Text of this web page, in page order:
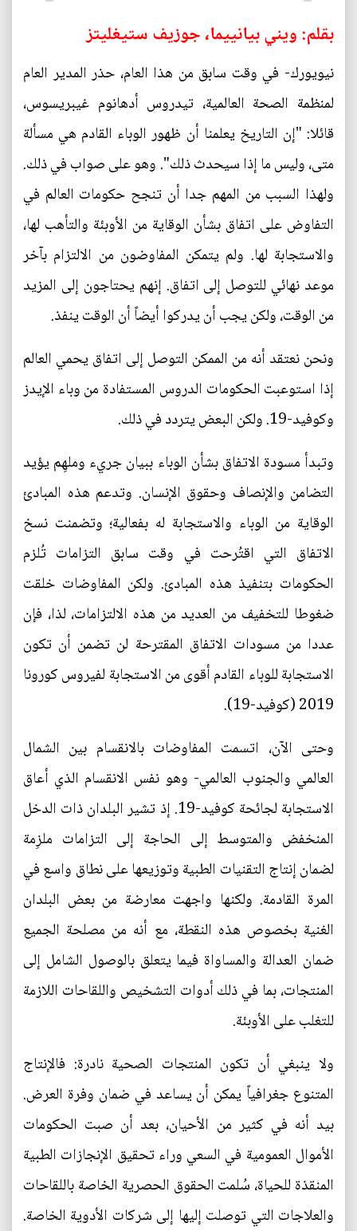
بقلم: ويني بيانييما، جوزيف ستيغليتز
نيويورك- في وقت سابق من هذا العام، حذر المدير العام
لمنظمة الصحة العالمية، تيدروس أدهانوم غيبريسوس،
قائلا: "إن التاريخ يعلمنا أن ظهور الوباء القادم هي مسألة
متى، وليس ما إذا سيحدث ذلك". وهو على صواب في ذلك.
ولهذا السبب من المهم جدا أن تنجح حكومات العالم في
التفاوض على اتفاق بشأن الوقاية من الأوبئة والتأهب لها،
والاستجابة لها. ولم يتمكن المفاوضون من الالتزام بآخر
موعد نهائي للتوصل إلى اتفاق. إنهم يحتاجون إلى المزيد
من الوقت، ولكن يجب أن يدركوا أيضاً أن الوقت ينفذ.
ونحن نعتقد أنه من الممكن التوصل إلى اتفاق يحمي العالم
إذا استوعبت الحكومات الدروس المستفادة من وباء الإيدز
وكوفيد-19. ولكن البعض يتردد في ذلك.
وتبدأ مسودة الاتفاق بشأن الوباء ببيان جريء وملهِم يؤيد
التضامن والإنصاف وحقوق الإنسان. وتدعم هذه المبادئ
الوقاية من الوباء والاستجابة له بفعالية؛ وتضمنت نسخ
الاتفاق التي اقتُرحت في وقت سابق التزامات تُلزم
الحكومات بتنفيذ هذه المبادئ. ولكن المفاوضات خلقت
ضغوطا للتخفيف من العديد من هذه الالتزامات، لذا، فإن
عددا من مسودات الاتفاق المقترحة لن تضمن أن تكون
الاستجابة للوباء القادم أقوى من الاستجابة لفيروس كورونا
2019 (كوفيد-19).
وحتى الآن، اتسمت المفاوضات بالانقسام بين الشمال
العالمي والجنوب العالمي- وهو نفس الانقسام الذي أعاق
الاستجابة لجائحة كوفيد-19. إذ تشير البلدان ذات الدخل
المنخفض والمتوسط إلى الحاجة إلى التزامات ملزِمة
لضمان إنتاج التقنيات الطبية وتوزيعها على نطاق واسع في
المرة القادمة. ولكنها واجهت معارضة من بعض البلدان
الغنية بخصوص هذه النقطة، مع أنه من مصلحة الجميع
ضمان العدالة والمساواة فيما يتعلق بالوصول الشامل إلى
المنتجات، بما في ذلك أدوات التشخيص واللقاحات اللازمة
للتغلب على الأوبئة.
ولا ينبغي أن تكون المنتجات الصحية نادرة: فالإنتاج
المتنوع جغرافياً يمكن أن يساعد في ضمان وفرة العرض.
بيد أنه في كثير من الأحيان، بعد أن صبت الحكومات
الأموال العمومية في السعي وراء تحقيق الإنجازات الطبية
المنقذة للحياة، سُلمت الحقوق الحصرية الخاصة باللقاحات
والعلاجات التي توصلت إليها إلى شركات الأدوية الخاصة.